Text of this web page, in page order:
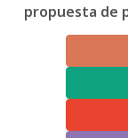
propuesta de